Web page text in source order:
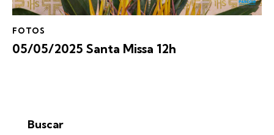
FOTOS
05/05/2025 Santa Missa 12h
Buscar